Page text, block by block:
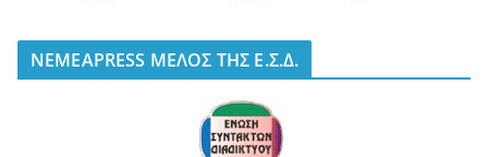
NEMEAPRESS ΜΕΛΟΣ ΤΗΣ Ε.Σ.Δ.